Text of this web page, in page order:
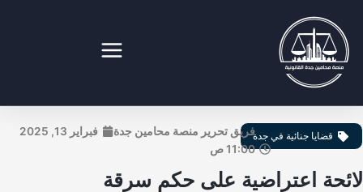
قضايا جنائية في جدة فريق تحرير منصة محامين جدة
فبراير 13, 2025
11:00 ص
اعتراضية على حكم سرقة